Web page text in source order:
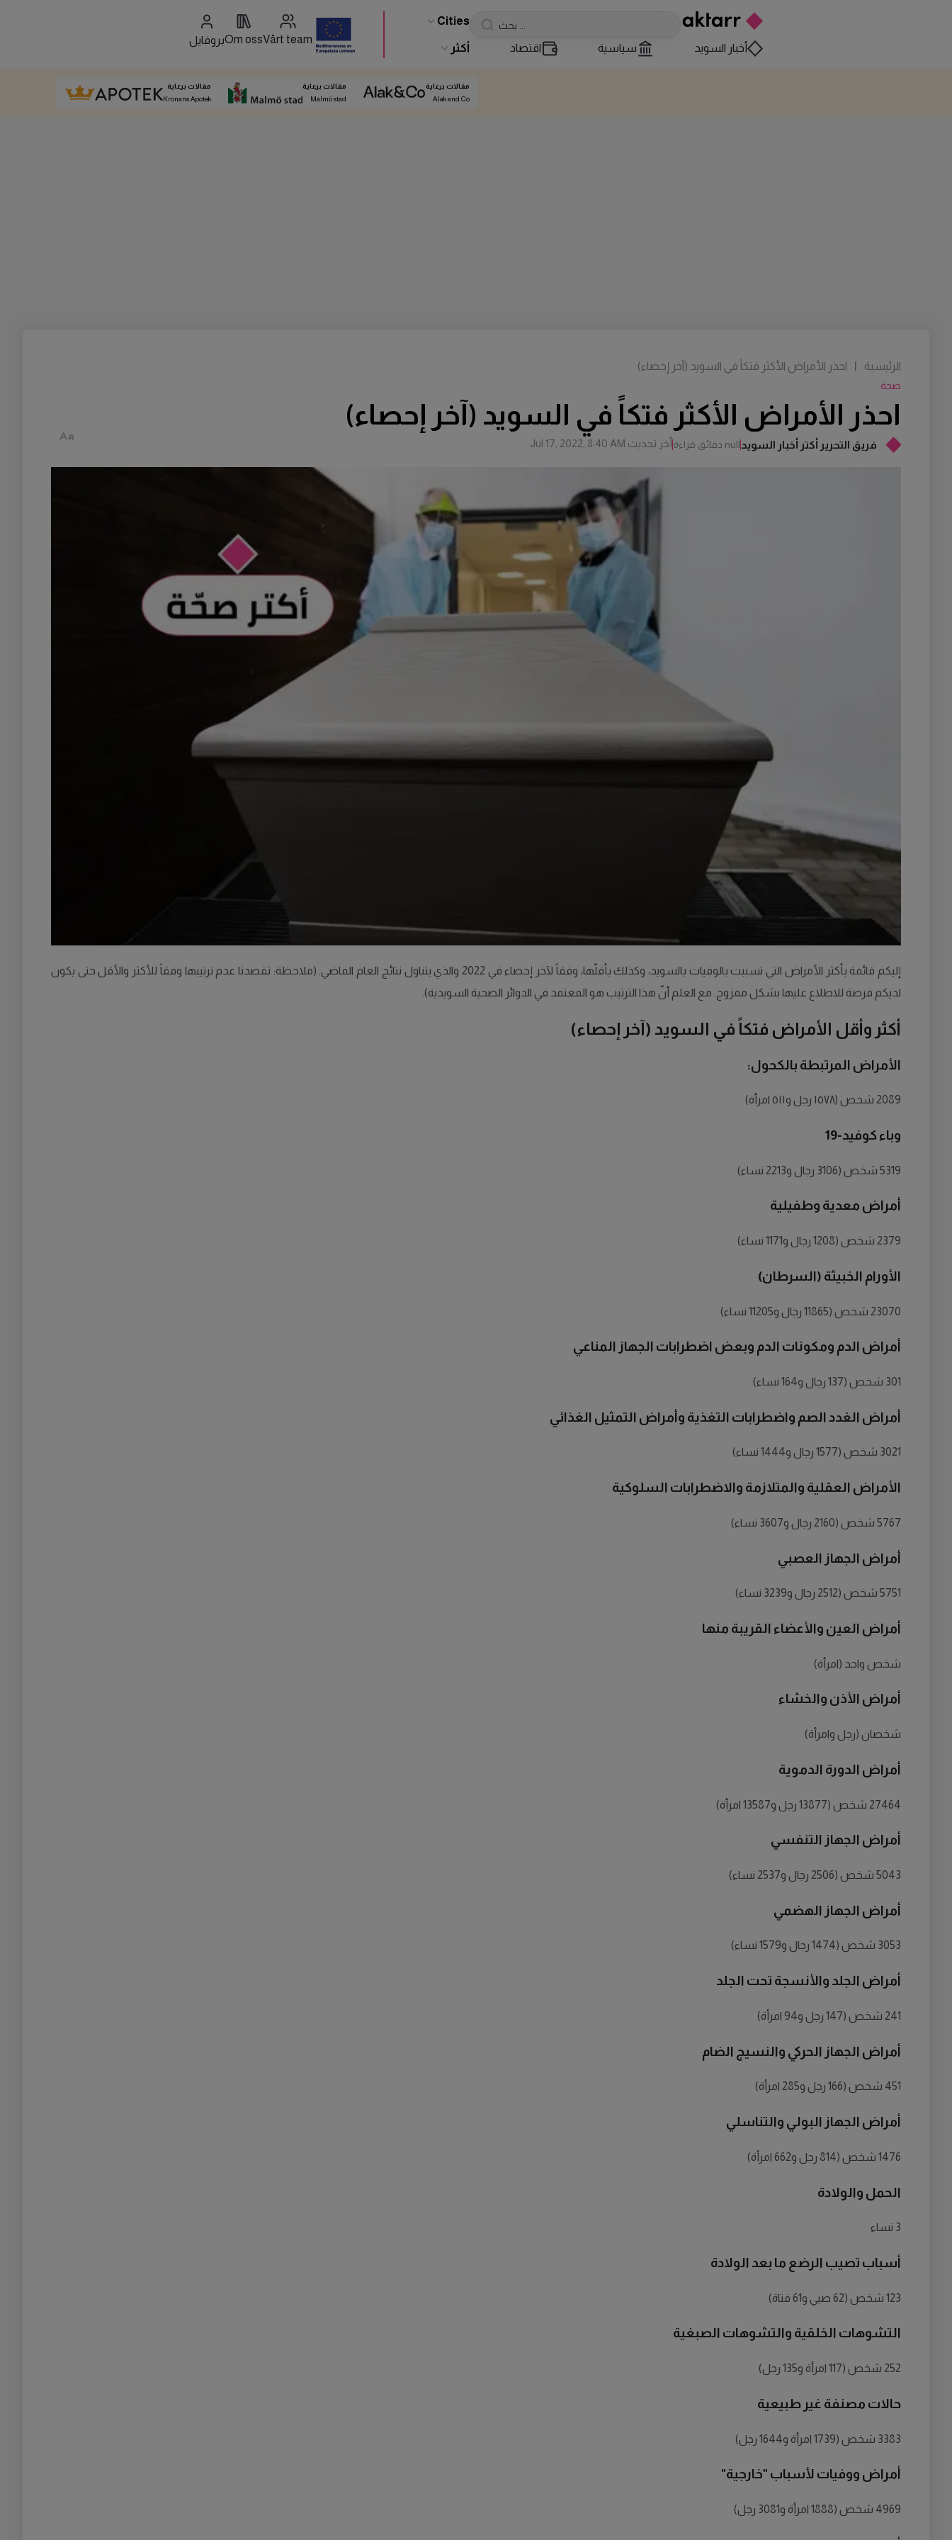
Cities
أخبار السويد سياسية اقتصاد أكثر
Vårt team
Om ossبروفايل
مقالات برعاية
Alak and Co
مقالات برعاية
Malmö stad
مقالات برعاية
Kronans Apotek
فريق التحرير أكتر أخبار السويدnull دقائق قراءة أخر تحديث Jul 17, 2022, 8:40 AM
احذر الأمراض الأكثر فتكاً في السويد (آخر إحصاء)
صحة
الرئيسية احذر الأمراض الأكثر فتكاً في السويد (آخر إحصاء)
إليكم قائمة بأكثر الأمراض التي تسببت بالوفيات بالسويد، وكذلك بأقلّها، وفقاً لآخر إحصاء في 2022 والذي يتناول نتائج العام الماضي. (ملاحظة: تقصدنا عدم ترتيبها وفقاً للأكثر والأقل حتى يكون
لديكم فرصة للاطلاع عليها بشكل ممزوج. مع العلم أنّ هذا الترتيب هو المعتمد في الدوائر الصحية السويدية).
أكثر وأقل الأمراض فتكاً في السويد (آخر إحصاء)
الأمراض المرتبطة بالكحول:
2089 شخص (١٥٧٨ رجل و٥١١ امرأة)
وباء كوفيد-19
5319 شخص (3106 رجال و2213 نساء)
أمراض معدية وطفيلية
2379 شخص (1208 رجال و1171 نساء)
الأورام الخبيثة (السرطان)
23070 شخص (11865 رجال و11205 نساء)
أمراض الدم ومكونات الدم وبعض اضطرابات الجهاز المناعي
301 شخص (137 رجال و164 نساء)
أمراض الغدد الصم واضطرابات التغذية وأمراض التمثيل الغذائي
3021 شخص (1577 رجال و1444 نساء)
الأمراض العقلية والمتلازمة والاضطرابات السلوكية
5767 شخص (2160 رجال و3607 نساء)
أمراض الجهاز العصبي
5751 شخص (2512 رجال و3239 نساء)
أمراض العين والأعضاء القريبة منها
شخص واحد (امرأة)
أمراض الأذن والخشاء
شخصان (رجل وامرأة)
أمراض الدورة الدموية
27464 شخص (13877 رجل و13587 امرأة)
أمراض الجهاز التنفسي
5043 شخص (2506 رجال و2537 نساء)
أمراض الجهاز الهضمي
3053 شخص (1474 رجال و1579 نساء)
أمراض الجلد والأنسجة تحت الجلد
241 شخص (147 رجل و94 امرأة)
أمراض الجهاز الحركي والنسيج الضام
451 شخص (166 رجل و285 امرأة)
أمراض الجهاز البولي والتناسلي
1476 شخص (814 رجل و662 امرأة)
الحمل والولادة
3 نساء
أسباب تصيب الرضع ما بعد الولادة
123 شخص (62 صبي و61 فتاة)
التشوهات الخلقية والتشوهات الصبغية
252 شخص (117 امرأة و135 رجل)
حالات مصنفة غير طبيعية
3383 شخص (1739 امرأة و1644 رجل)
أمراض ووفيات لأسباب "خارجية"
4969 شخص (1888 امرأة و3081 رجل)